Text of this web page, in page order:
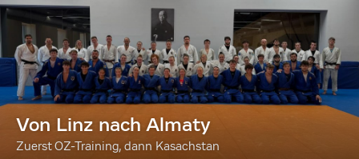
Von Linz nach Almaty
Zuerst OZ-Training, dann Kasachstan